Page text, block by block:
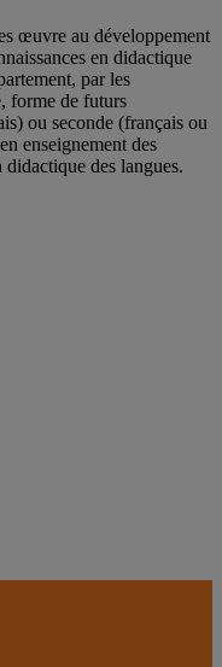
œuvre au développement
en didactique
par les
forme de futurs
ou seconde (français ou
enseignement des
des langues.